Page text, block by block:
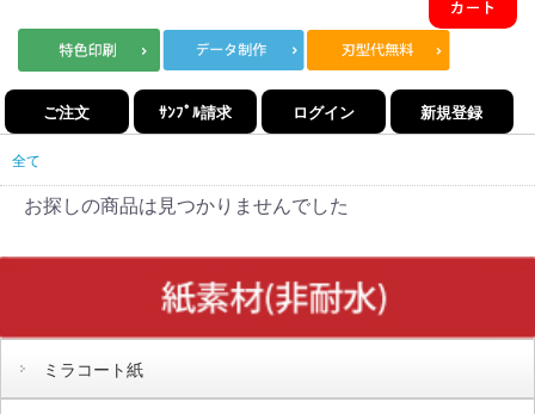
ご注文 ｻﾝﾌﾟﾙ請求 ログイン 新規登録
全て
お探しの商品は見つかりませんでした
ミラコート紙